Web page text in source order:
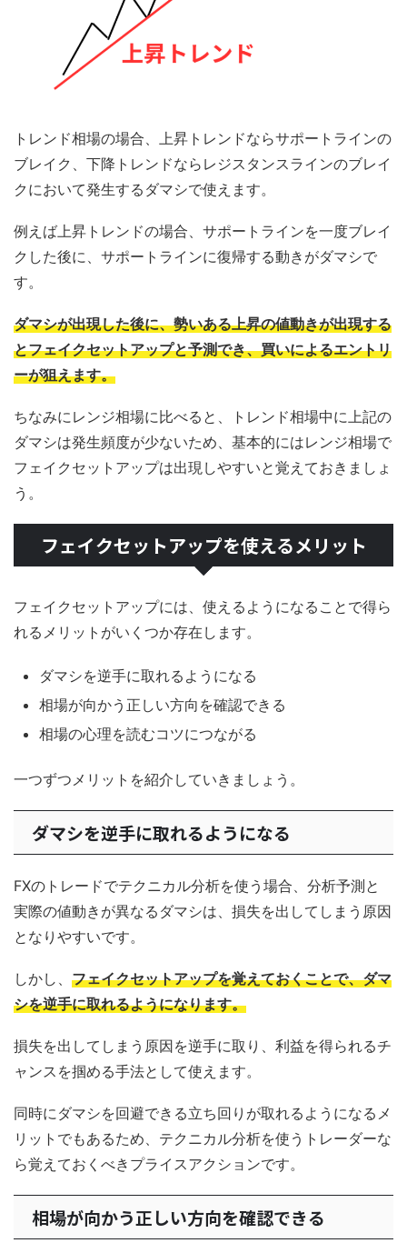
トレンド相場の場合、上昇トレンドならサポートラインの
ブレイク、下降トレンドならレジスタンスラインのブレイ
クにおいて発生するダマシで使えます。
例えば上昇トレンドの場合、サポートラインを一度ブレイ
クした後に、サポートラインに復帰する動きがダマシで
す。
ダマシが出現した後に、勢いある上昇の値動きが出現する
とフェイクセットアップと予測でき、買いによるエントリ
ーが狙えます。
ちなみにレンジ相場に比べると、トレンド相場中に上記の
ダマシは発生頻度が少ないため、基本的にはレンジ相場で
フェイクセットアップは出現しやすいと覚えておきましょ
う。
フェイクセットアップを使えるメリット
フェイクセットアップには、使えるようになることで得ら
れるメリットがいくつか存在します。
ダマシを逆手に取れるようになる
相場が向かう正しい方向を確認できる
相場の心理を読むコツにつながる
一つずつメリットを紹介していきましょう。
ダマシを逆手に取れるようになる
FXのトレードでテクニカル分析を使う場合、分析予測と
実際の値動きが異なるダマシは、損失を出してしまう原因
となりやすいです。
しかし、 フェイクセットアップを覚えておくことで、ダマ
シを逆手に取れるようになります。
損失を出してしまう原因を逆手に取り、利益を得られるチ
ャンスを掴める手法として使えます。
同時にダマシを回避できる立ち回りが取れるようになるメ
リットでもあるため、テクニカル分析を使うトレーダーな
ら覚えておくべきプライスアクションです。
相場が向かう正しい方向を確認できる